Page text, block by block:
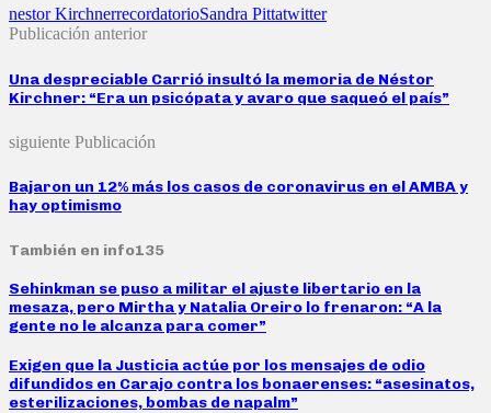
nestor KirchnerrecordatorioSandra Pittatwitter
Publicación anterior
Una despreciable Carrió insultó la memoria de Néstor
Kirchner: “Era un psicópata y avaro que saqueó el país”
siguiente Publicación
Bajaron un 12% más los casos de coronavirus en el AMBA y
hay optimismo
También en info135
Sehinkman se puso a militar el ajuste libertario en la
mesaza, pero Mirtha y Natalia Oreiro lo frenaron: “A la
gente no le alcanza para comer”
Exigen que la Justicia actúe por los mensajes de odio
difundidos en Carajo contra los bonaerenses: “asesinatos,
esterilizaciones, bombas de napalm”